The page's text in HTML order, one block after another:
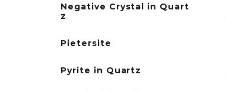
Negative Crystal in Quart
z
Pietersite
Pyrite in Quartz